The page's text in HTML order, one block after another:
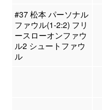
#37 松本 パーソナル
ファウル(1-2:2) フリ
ースローオンファウ
ル2 シュートファウ
ル